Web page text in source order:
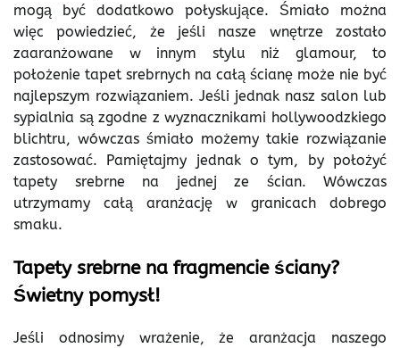
mogą być dodatkowo połyskujące. Śmiało można
więc powiedzieć, że jeśli nasze wnętrze zostało
zaaranżowane w innym stylu niż glamour, to
położenie tapet srebrnych na całą ścianę może nie być
najlepszym rozwiązaniem. Jeśli jednak nasz salon lub
sypialnia są zgodne z wyznacznikami hollywoodzkiego
blichtru, wówczas śmiało możemy takie rozwiązanie
zastosować. Pamiętajmy jednak o tym, by położyć
tapety srebrne na jednej ze ścian. Wówczas
utrzymamy całą aranżację w granicach dobrego
smaku.
Tapety srebrne na fragmencie ściany?
Świetny pomysł!
Jeśli odnosimy wrażenie, że aranżacja naszego